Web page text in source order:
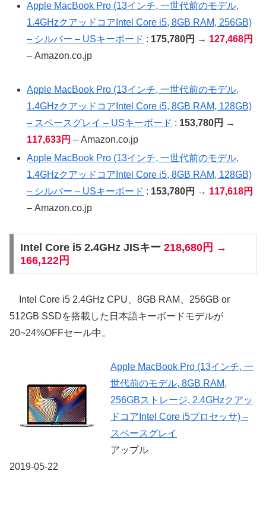
Apple MacBook Pro (13インチ, 一世代前のモデル,
1.4GHzクアッドコアIntel Core i5, 8GB RAM, 256GB)
– シルバー – USキーボード : 175,780円 → 127,468円
– Amazon.co.jp
Apple MacBook Pro (13インチ, 一世代前のモデル,
1.4GHzクアッドコアIntel Core i5, 8GB RAM, 128GB)
– スペースグレイ – USキーボード : 153,780円 →
117,633円 – Amazon.co.jp
Apple MacBook Pro (13インチ, 一世代前のモデル,
1.4GHzクアッドコアIntel Core i5, 8GB RAM, 128GB)
– シルバー – USキーボード : 153,780円 → 117,618円
– Amazon.co.jp
Intel Core i5 2.4GHz JISキー 218,680円 →
166,122円
Intel Core i5 2.4GHz CPU、8GB RAM、256GB or
512GB SSDを搭載した日本語キーボードモデルが
20~24%OFFセール中。
Apple MacBook Pro (13インチ, 一
世代前のモデル, 8GB RAM,
256GBストレージ, 2.4GHzクアッ
ドコアIntel Core i5プロセッサ) –
スペースグレイ
アップル
2019-05-22